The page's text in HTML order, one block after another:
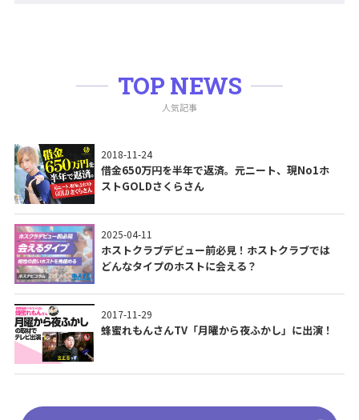
TOP NEWS
人気記事
2018-11-24
借金650万円を半年で返済。元ニート、現No1ホ
ストGOLDさくらさん
2025-04-11
ホストクラブデビュー前必見！ホストクラブでは
どんなタイプのホストに会える？
2017-11-29
蜂蜜れもんさんTV「月曜から夜ふかし」に出演！